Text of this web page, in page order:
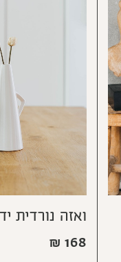
ואזה נורדית
₪ 168